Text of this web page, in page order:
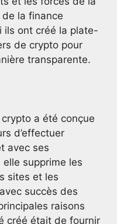
la finance
ils ont créé la plate-
de crypto pour
transparente.
a été conçue
d’effectuer
avec ses
supprime les
sites et les
succès des
raisons
créé était de fournir